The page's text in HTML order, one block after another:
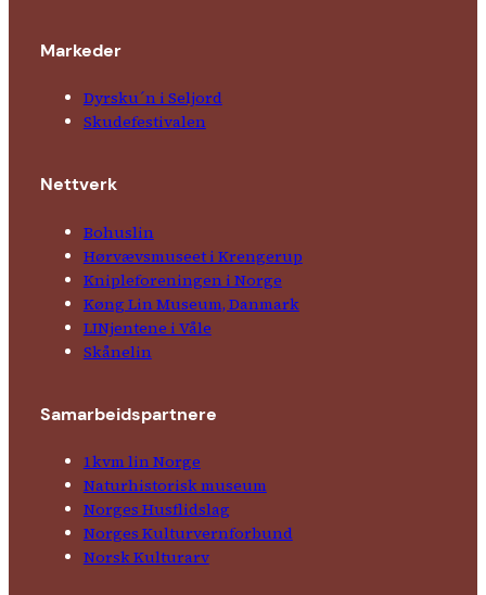
Markeder
Dyrsku´n i Seljord
Skude­fes­tivalen
Nettverk
Bohuslin
Hørvævs­museet i Krengerup
Kniple­foreningen i Norge
Køng Lin Museum, Danmark
LINjentene i Våle
Skånelin
Samarbeids­partnere
1kvm lin Norge
Natur­his­torisk­ museum
Norges Husflids­lag
Norges Kultur­vern­forbund
Norsk Kulturarv